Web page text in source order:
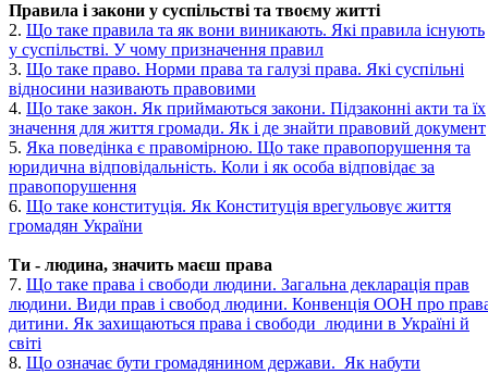
Правила і закони у суспільстві та твоєму житті
2. Що таке правила та як вони виникають. Які правила існують
у суспільстві. У чому призначення правил
3. Що таке право. Норми права та галузі права. Які суспільні
відносини називають правовими
4. Що таке закон. Як приймаються закони. Підзаконні акти та їх
значення для життя громади. Як і де знайти правовий документ
5. Яка поведінка є правомірною. Що таке правопорушення та
юридична відповідальність. Коли і як особа відповідає за
правопорушення
6. Що таке конституція. Як Конституція врегульовує життя
громадян України
Ти - людина, значить маєш права
7. Що таке права і свободи людини. Загальна декларація прав
людини. Види прав і свобод людини. Конвенція ООН про
дитини. Як захищаються права і свободи людини в Україні й
світі
8. Що означає бути громадянином держави. Як набути